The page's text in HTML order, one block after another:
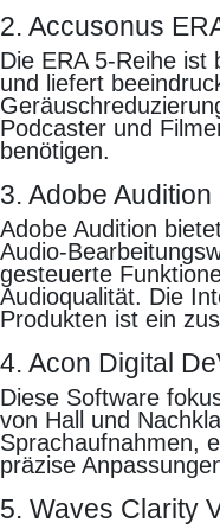
2. Accusonus
Die ERA 5-Reihe ist
und liefert
Podcaster und
benötigen.
3. Adobe Audition
Adobe Audition
Audio-
gesteuerte
Audioqualität. Die
Produkten ist ein
4. Acon Digital
Diese Software
von Hall und
Sprachaufnahmen,
präzise
5. Waves Clarity